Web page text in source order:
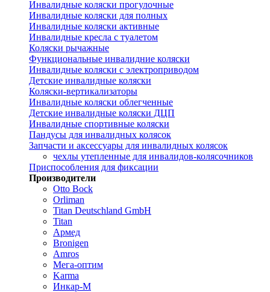
Инвалидные коляски прогулочные
Инвалидные коляски для полных
Инвалидные коляски активные
Инвалидные кресла с туалетом
Коляски рычажные
Функциональные инвалидние коляски
Инвалидные коляски с электроприводом
Детские инвалидные коляски
Коляски-вертикализаторы
Инвалидные коляски облегченные
Детские инвалидные коляски ДЦП
Инвалидные спортивные коляски
Пандусы для инвалидных колясок
Запчасти и аксессуары для инвалидных колясок
чехлы утепленные для инвалидов-колясочников
Приспособления для фиксации
Производители
Otto Bock
Orliman
Titan Deutschland GmbH
Titan
Армед
Bronigen
Amros
Мега-оптим
Karma
Инкар-М